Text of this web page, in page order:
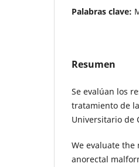
Palabras clave:
Resumen
Se evalúan los
tratamiento de
Universitario de
We evaluate
anorectal